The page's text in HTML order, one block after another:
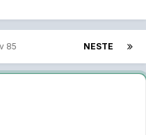
NESTE
85